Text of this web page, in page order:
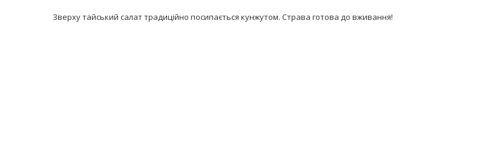
Зверху тайський салат традиційно посипається кунжутом. Страва готова до вживання!